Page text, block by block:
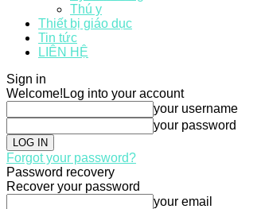
Thú y
Thiết bị giáo dục
Tin tức
LIÊN HỆ
Sign in
Welcome! Log into your account
your username
your password
Forgot your password?
Password recovery
Recover your password
your email